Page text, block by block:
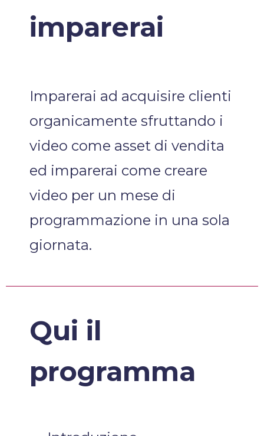
imparerai
Imparerai ad acquisire clienti
organicamente sfruttando i
video come asset di vendita
ed imparerai come creare
video per un mese di
programmazione in una sola
giornata.
Qui il
programma